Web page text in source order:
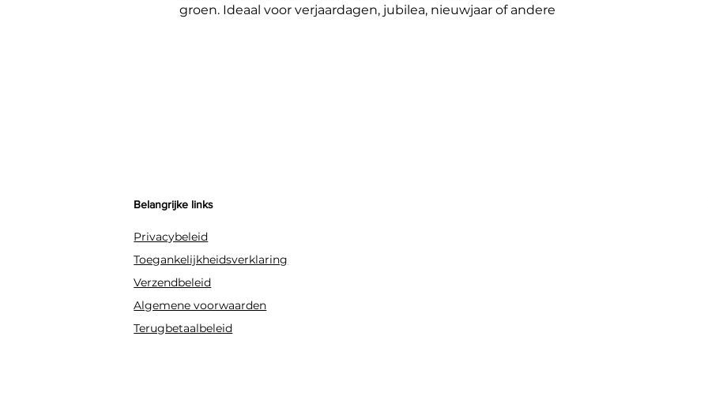
groen. Ideaal voor verjaardagen, jubilea, nieuwjaar of andere
Belangrijke links
Privacybeleid
Toegankelijkheidsverklaring
Verzendbeleid
Algemene voorwaarden
Terugbetaalbeleid